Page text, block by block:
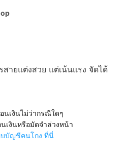
ายแต่งสวย แต่เน้นแรง จัดได้
นเงินไม่ว่ากรณีใดๆ
เงินหรือมัดจำล่วงหน้า
บบัญชีคนโกง ที่นี่